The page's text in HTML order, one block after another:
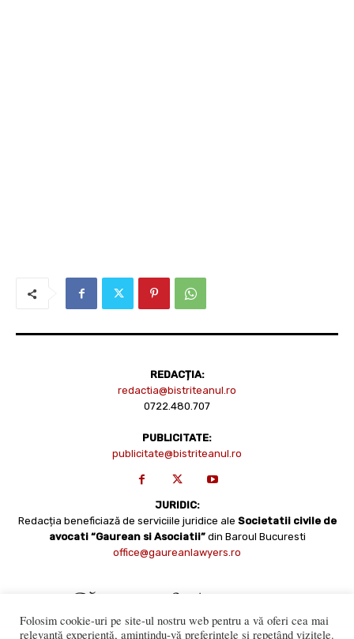
REDACȚIA:
redactia@bistriteanul.ro
0722.480.707
PUBLICITATE:
publicitate@bistriteanul.ro
JURIDIC:
Redacția beneficiază de serviciile juridice ale Societatii civile de
avocati “Gaurean si Asociatii” din Baroul Bucuresti
office@gaureanlawyers.ro
Folosim cookie-uri pe site-ul nostru web pentru a vă oferi cea mai
relevantă experiență, amintindu-vă preferințele și repetând vizitele.